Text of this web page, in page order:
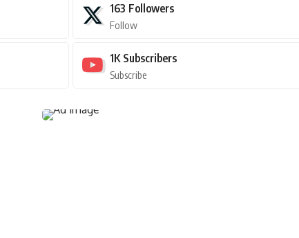
163 Followers
Follow
1K Subscribers
Subscribe